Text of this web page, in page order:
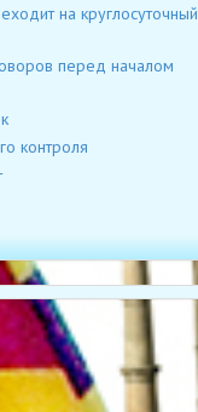
на круглосуточный
перед началом
контроля